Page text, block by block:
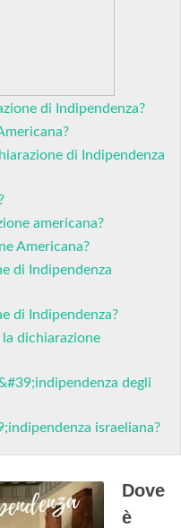
di Indipendenza?
di Indipendenza
americana?
Americana?
di Indipendenza
di Indipendenza?
dichiarazione
degli
israeliana?
Dove
è